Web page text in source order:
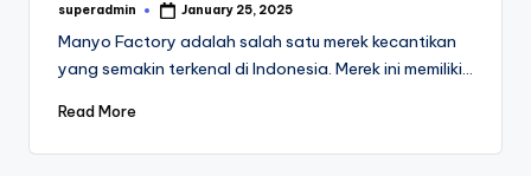
Posted
superadmin January 25, 2025
Manyo Factory adalah salah satu merek kecantikan
yang semakin terkenal di Indonesia. Merek ini memiliki…
Read More